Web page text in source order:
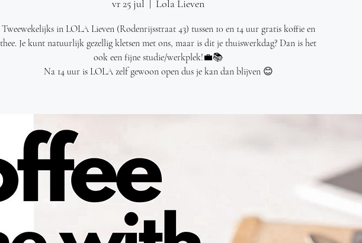
vr 25 jul
  |
Lola Lieven
Tweewekelijks in LOLA Lieven (Rodenrijsstraat 43) tussen 10 en 14 uur gratis koffie en
thee. Je kunt natuurlijk gezellig kletsen met ons, maar is dit je thuiswerkdag? Dan is het
ook een fijne studie/werkplek!💼📚
Na 14 uur is LOLA zelf gewoon open dus je kan dan blijven 😊